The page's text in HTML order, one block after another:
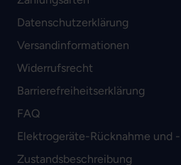
Datenschutzerklärung
Versandinformationen
Widerrufsrecht
Barrierefreiheitserklärung
FAQ
Elektrogeräte-Rücknahme und
Zustandsbeschreibung